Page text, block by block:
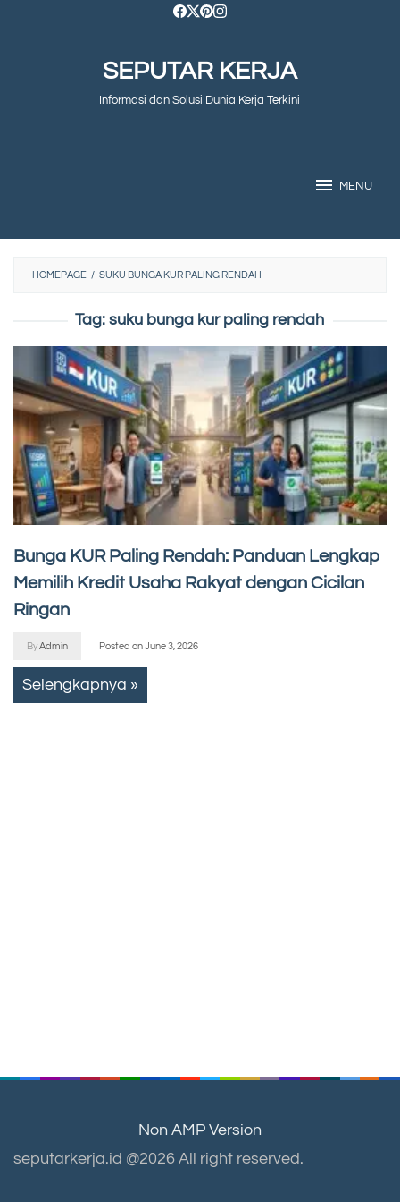
SEPUTAR KERJA
Informasi dan Solusi Dunia Kerja Terkini
MENU
HOMEPAGE / SUKU BUNGA KUR PALING RENDAH
Tag:suku bunga kur paling rendah
Bunga KUR Paling Rendah: Panduan Lengkap
Memilih Kredit Usaha Rakyat dengan Cicilan
Ringan
ByAdmin Posted onJune 3, 2026
Selengkapnya »
Non AMP Version
seputarkerja.id @2026 All right reserved.